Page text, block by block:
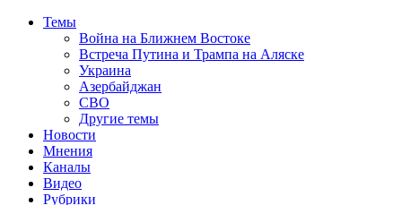
Темы
Война на Ближнем Востоке
Встреча Путина и Трампа на Аляске
Украина
Азербайджан
СВО
Другие темы
Новости
Мнения
Каналы
Видео
Рубрики